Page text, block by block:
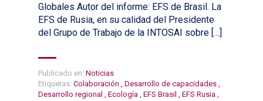
Globales Autor del informe: EFS de Brasil. La
EFS de Rusia, en su calidad del Presidente
del Grupo de Trabajo de la INTOSAI sobre […]
Publicado en: Noticias
Etiquetas: Colaboración Desarrollo de capacidades
Desarrollo regional
Ecología EFS Brasil EFS Rusia